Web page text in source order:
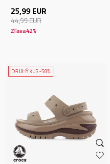
25,99 EUR
44,99EUR
Zľava42%
DRUHÝ KUS -50%